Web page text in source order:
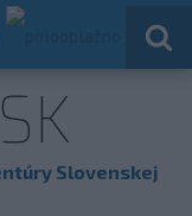
Slovenskej